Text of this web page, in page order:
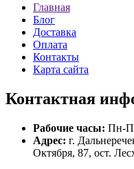
Главная
Блог
Доставка
Оплата
Контакты
Карта сайта
Контактная
Рабочие часы: Пн-
Адрес: г.
Октября, 87, ост.